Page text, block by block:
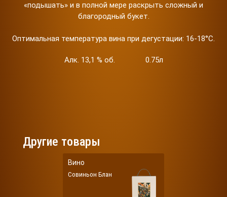
«подышать» и в полной мере раскрыть сложный и
благородный букет.
Оптимальная температура вина при дегустации: 16-18°С.
Алк. 13,1 % об. 0.75л
Другие товары
Вино
Совиньон Блан